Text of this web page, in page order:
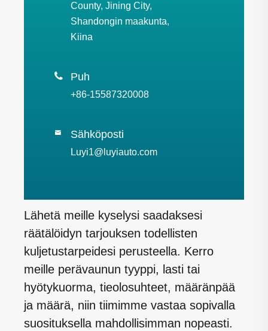
County, Jining City,
Shandongin maakunta,
Kiina
 Puh
+86-15587320008
 Sähköposti
Luyi1@luyiauto.com
Lähetä meille kyselysi saadaksesi
räätälöidyn tarjouksen todellisten
kuljetustarpeidesi perusteella. Kerro
meille perävaunun tyyppi, lasti tai
hyötykuorma, tieolosuhteet, määränpää
ja määrä, niin tiimimme vastaa sopivalla
suosituksella mahdollisimman nopeasti.